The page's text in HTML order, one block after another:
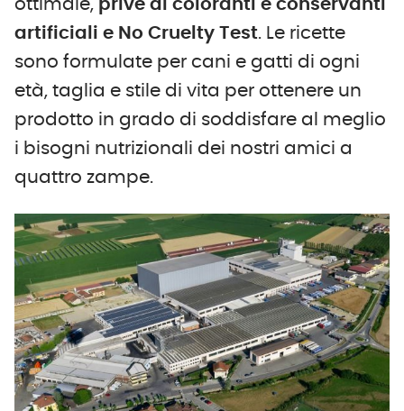
ottimale, prive di coloranti e conservanti
artificiali e No Cruelty Test. Le ricette
sono formulate per cani e gatti di ogni
età, taglia e stile di vita per ottenere un
prodotto in grado di soddisfare al meglio
i bisogni nutrizionali dei nostri amici a
quattro zampe.